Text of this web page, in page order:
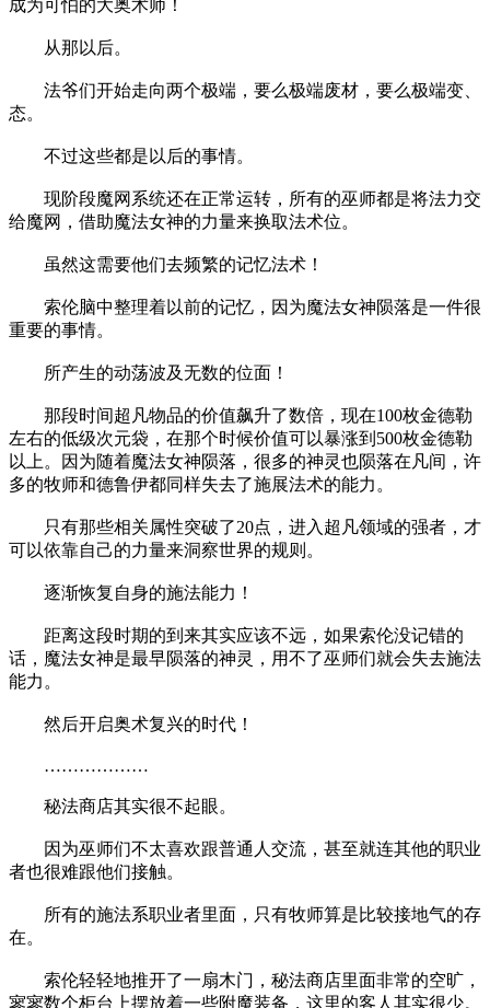
成为可怕的大奥术师！
从那以后。
法爷们开始走向两个极端，要么极端废材，要么极端变、
态。
不过这些都是以后的事情。
现阶段魔网系统还在正常运转，所有的巫师都是将法力交
给魔网，借助魔法女神的力量来换取法术位。
虽然这需要他们去频繁的记忆法术！
索伦脑中整理着以前的记忆，因为魔法女神陨落是一件很
重要的事情。
所产生的动荡波及无数的位面！
那段时间超凡物品的价值飙升了数倍，现在100枚金德勒
左右的低级次元袋，在那个时候价值可以暴涨到500枚金德勒
以上。因为随着魔法女神陨落，很多的神灵也陨落在凡间，许
多的牧师和德鲁伊都同样失去了施展法术的能力。
只有那些相关属性突破了20点，进入超凡领域的强者，才
可以依靠自己的力量来洞察世界的规则。
逐渐恢复自身的施法能力！
距离这段时期的到来其实应该不远，如果索伦没记错的
话，魔法女神是最早陨落的神灵，用不了巫师们就会失去施法
能力。
然后开启奥术复兴的时代！
………………
秘法商店其实很不起眼。
因为巫师们不太喜欢跟普通人交流，甚至就连其他的职业
者也很难跟他们接触。
所有的施法系职业者里面，只有牧师算是比较接地气的存
在。
索伦轻轻地推开了一扇木门，秘法商店里面非常的空旷，
寥寥数个柜台上摆放着一些附魔装备，这里的客人其实很少。